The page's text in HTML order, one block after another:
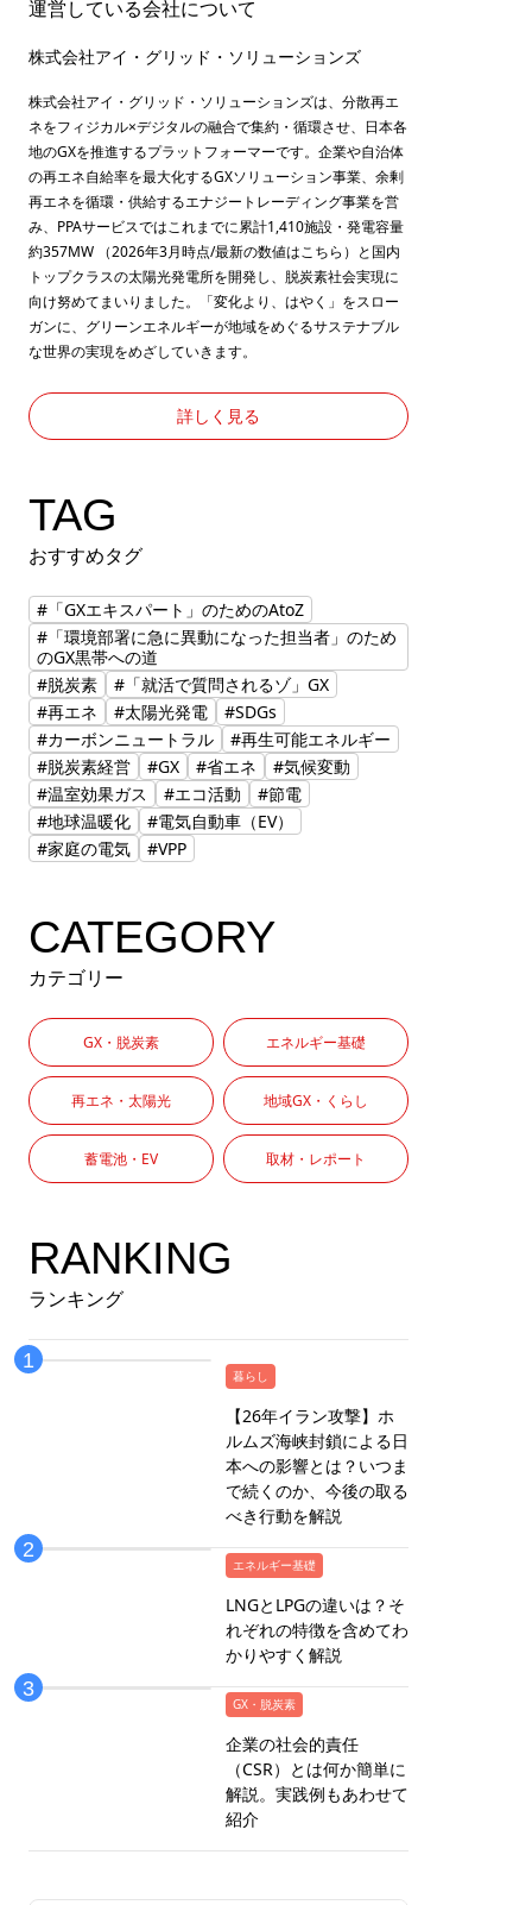
運営している会社について
株式会社アイ・グリッド・ソリューションズ
株式会社アイ・グリッド・ソリューションズは、分散再エ
ネをフィジカル×デジタルの融合で集約・循環させ、日本各
地のGXを推進するプラットフォーマーです。企業や自治体
の再エネ自給率を最大化するGXソリューション事業、余剰
再エネを循環・供給するエナジートレーディング事業を営
み、PPAサービスではこれまでに累計1,410施設・発電容量
約357MW （2026年3月時点/最新の数値はこちら ）と国内
トップクラスの太陽光発電所を開発し、脱炭素社会実現に
向け努めてまいりました。「変化より、はやく」をスロー
ガンに、グリーンエネルギーが地域をめぐるサステナブル
な世界の実現をめざしていきます。
詳しく見る
TAG
おすすめタグ
#「GXエキスパート」のためのAtoZ
#「環境部署に急に異動になった担当者」のため
のGX黒帯への道
#脱炭素
#「就活で質問されるゾ」GX
#再エネ
#太陽光発電
#SDGs
#カーボンニュートラル
#再生可能エネルギー
#脱炭素経営
#GX #省エネ
#気候変動
#温室効果ガス
#エコ活動
#節電
#地球温暖化
#電気自動車（EV）
#家庭の電気
#VPP
CATEGORY
カテゴリー
GX・脱炭素 エネルギー基礎
再エネ・太陽光 地域GX・くらし
蓄電池・EV 取材・レポート
RANKING
ランキング
暮らし
【26年イラン攻撃】ホ
ルムズ海峡封鎖による日
本への影響とは？いつま
で続くのか、今後の取る
べき行動を解説
エネルギー基礎
LNGとLPGの違いは？そ
れぞれの特徴を含めてわ
かりやすく解説
GX・脱炭素
企業の社会的責任
（CSR）とは何か簡単に
解説。実践例もあわせて
紹介